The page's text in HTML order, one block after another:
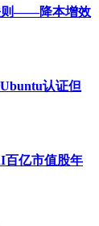
定义移动终
趋势：一是通
场对三星如何
盛宴或将重
则——降本增效
认证但
百亿市值股年